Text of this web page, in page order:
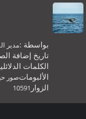
بواسطة :مدير
تاريخ إضافة
الكلمات
الألبوماتصور
الزوار 10591